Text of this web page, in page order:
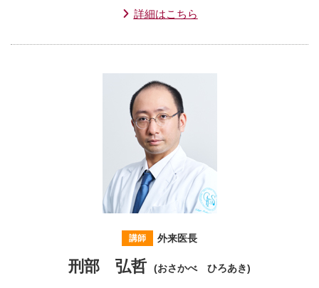
詳細はこちら
講師 外来医長
刑部 弘哲 (おさかべ ひろあき)